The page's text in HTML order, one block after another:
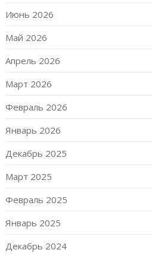
Июнь 2026
Май 2026
Апрель 2026
Март 2026
Февраль 2026
Январь 2026
Декабрь 2025
Март 2025
Февраль 2025
Январь 2025
Декабрь 2024